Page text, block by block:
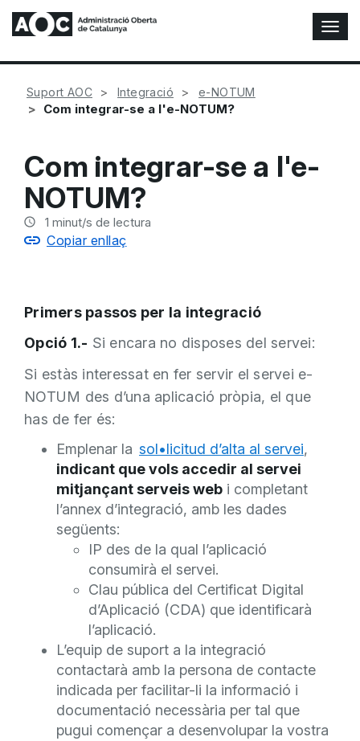
A
l
t
Suport AOC Integració e-NOTUM
Com integrar-se a l'e-NOTUM?
Com integrar-se a l'e-
NOTUM?
1 minut/s de lectura
Copiar enllaç
Primers passos per la integració
Opció 1.- Si encara no disposes del servei:
Si estàs interessat en fer servir el servei e-
NOTUM des d’una aplicació pròpia, el que
has de fer és:
Emplenar la sol•licitud d’alta al servei,
indicant que vols accedir al servei
mitjançant serveis web i completant
l’annex d’integració, amb les dades
següents:
IP des de la qual l’aplicació
consumirà el servei.
Clau pública del Certificat Digital
d’Aplicació (CDA) que identificarà
l’aplicació.
L’equip de suport a la integració
contactarà amb la persona de contacte
indicada per facilitar-li la informació i
documentació necessària per tal que
pugui començar a desenvolupar la vostra